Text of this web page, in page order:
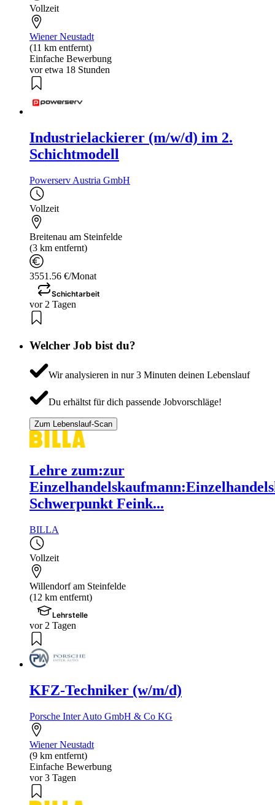
Vollzeit
Wiener Neustadt
(11 km entfernt)
Einfache Bewerbung
vor etwa 18 Stunden
Industrielackierer (m/w/d) im 2.
Schichtmodell
Powerserv Austria GmbH
Vollzeit
Breitenau am Steinfelde
(3 km entfernt)
3551.56 €/Monat
Schichtarbeit
vor 2 Tagen
Welcher Job bist du?
Wir analysieren in nur 3 Minuten deinen Lebenslauf
Du erhältst für dich passende Jobvorschläge!
Zum Lebenslauf-Scan
Lehre zum:zur
Schwerpunkt Feink...
BILLA
Vollzeit
Willendorf am Steinfelde
(12 km entfernt)
Lehrstelle
vor 2 Tagen
KFZ-Techniker (w/m/d)
Porsche Inter Auto GmbH & Co KG
Wiener Neustadt
(9 km entfernt)
Einfache Bewerbung
vor 3 Tagen